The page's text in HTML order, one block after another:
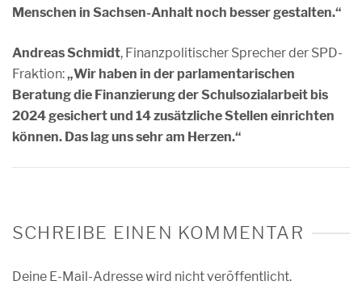
Menschen in Sachsen-Anhalt noch besser gestalten.“
Andreas Schmidt, Finanzpolitischer Sprecher der SPD-
Fraktion:„Wir haben in der parlamentarischen
Beratung die Finanzierung der Schulsozialarbeit bis
2024 gesichert und 14 zusätzliche Stellen einrichten
können. Das lag uns sehr am Herzen.“
SCHREIBE EINEN KOMMENTAR
Deine E-Mail-Adresse wird nicht veröffentlicht.